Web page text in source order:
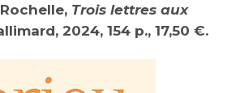
Trois lettres aux
2024, 154 p., 17,50 €.